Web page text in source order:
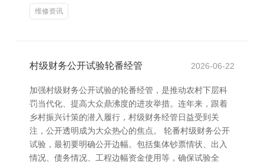
维修资讯
村级财务公开试验轮番经管 2026-06-22
加强村级财务公开试验的轮番经管，是推动农村下层科
罚当代化、提高大众鼎沸度的进攻举措。连年来，跟着
乡村振兴计策的潜入履行，村级财务经管日益受到关
注，公开透明成为大众热心的焦点。 轮番村级财务公开
试验，最初要明确公开边幅。包括集体钞票情状、出入
情况、债务情况、工程边幅资金使用等，确保试验全